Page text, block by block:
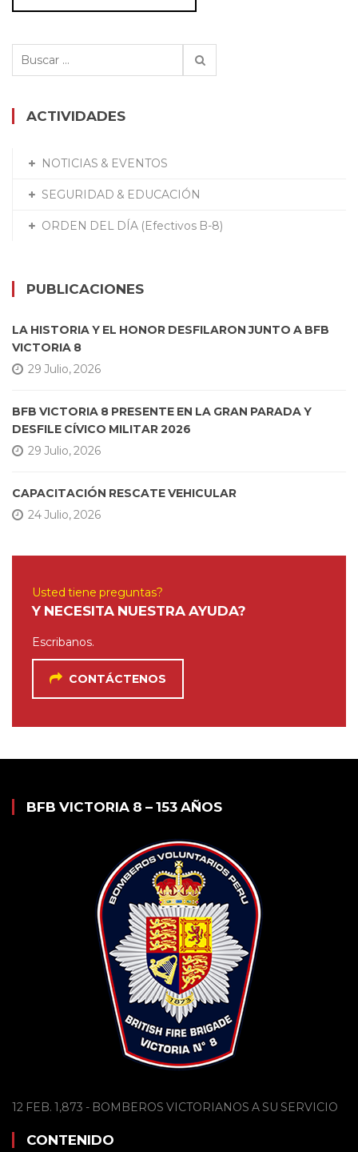
Buscar:
ACTIVIDADES
NOTICIAS & EVENTOS
SEGURIDAD & EDUCACIÓN
ORDEN DEL DÍA (Efectivos B-8)
PUBLICACIONES
LA HISTORIA Y EL HONOR DESFILARON JUNTO A BFB
VICTORIA 8
29 Julio, 2026
BFB VICTORIA 8 PRESENTE EN LA GRAN PARADA Y
DESFILE CÍVICO MILITAR 2026
29 Julio, 2026
CAPACITACIÓN RESCATE VEHICULAR
24 Julio, 2026
Usted tiene preguntas?
Y NECESITA NUESTRA AYUDA?
Escribanos.
CONTÁCTENOS
BFB VICTORIA 8 – 153 AÑOS
12 FEB. 1,873 - BOMBEROS VICTORIANOS A SU SERVICIO
CONTENIDO